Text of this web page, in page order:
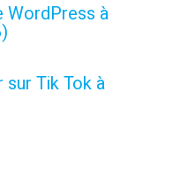
WordPress à
sur Tik Tok à